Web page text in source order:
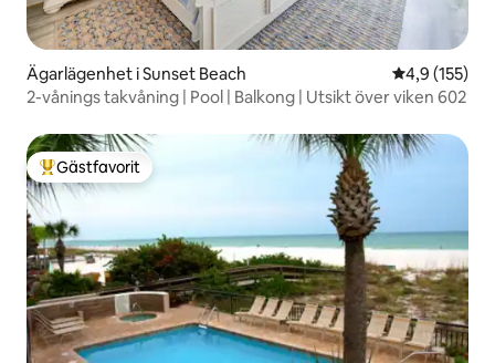
Ägarlägenhet i Sunset Beach 4,9 av 5 i
4,9 (155)
2-vånings takvåning | Pool | Balkong | Utsikt över viken 602
Populär gästfavorit
Gästfavorit